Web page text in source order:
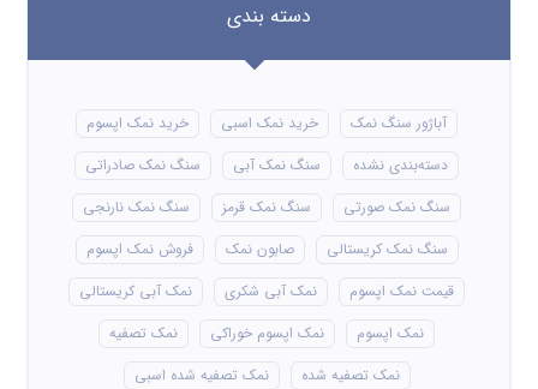
دسته بندی
آباژور سنگ نمک خرید نمک اسبی
خرید نمک اپسوم
دسته‌بندی نشده
سنگ نمک آبی
سنگ نمک صادراتی
سنگ نمک صورتی
سنگ نمک قرمز
سنگ نمک نارنجی
سنگ نمک کریستالی
صابون نمک
فروش نمک اپسوم
قیمت نمک اپسوم
نمک آبی شکری
نمک آبی کریستالی
نمک اپسوم
نمک اپسوم خوراکی
نمک تصفیه
نمک تصفیه شده
نمک تصفیه شده اسبی